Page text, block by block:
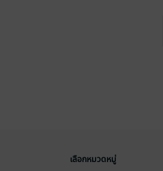
เลือกหมวดหมู่